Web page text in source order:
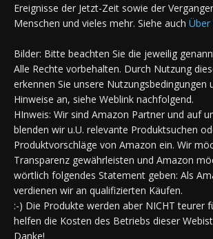
Ereignisse der Jetzt-Zeit sowie der
Menschen und vieles mehr. Siehe auch Über
Bilder: Bitte beachten Sie die jeweilig
Alle Rechte vorbehalten. Durch Nutzung
erkennen Sie unsere Nutzungsbedingungen
Hinweise an, siehe Weblink nachfolgend.
HInweis: Wir sind Amazon Partner und auf
blenden wir u.U. relevante Produktsuchen
Produktvorschläge von Amazon ein. Wir
Transparenz gewährleisten und Amazon
wörtlich folgendes Statement geben: Als
verdienen wir an qualifizierten Käufen.
:-) Die Produkte werden aber NICHT teurer
helfen die Kosten des Betriebs dieser
Danke!